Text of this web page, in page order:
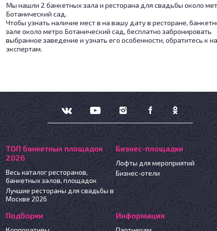
Мы нашли 2 банкетных зала и ресторана для свадьбы около
Ботанический сад.
Чтобы узнать наличие мест в на вашу дату в ресторане,
зале около метро Ботанический сад, бесплатно забронировать
выбранное заведение и узнать его особенности, обратитесь к
экспертам.
ТОП банкетных площадок
2026
Весь каталог ресторанов,
банкетных залов, площадок
Лучшие рестораны для свадьбы в
Москве 2026
Бизнес-площадки
Лофты для мероприятий
Бизнес-отели
Подборки Информация